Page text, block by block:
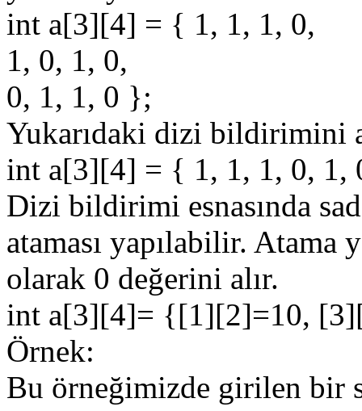
int a[3][4] = { 1, 1, 1, 0,
1, 0, 1, 0,
0, 1, 1, 0 };
Yukarıdaki dizi bildirimini
int a[3][4] = { 1, 1, 1, 0, 1,
Dizi bildirimi esnasında
ataması yapılabilir. Atama
olarak 0 değerini alır.
int a[3][4]= {[1][2]=10,
Örnek:
Bu örneğimizde girilen bir